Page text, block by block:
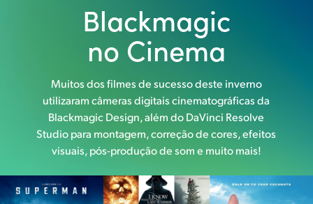
Blackmagic
no Cinema
Muitos dos filmes de sucesso deste inverno
utilizaram câmeras digitais cinematográficas da
Blackmagic Design, além do DaVinci Resolve
Studio para montagem, correção de cores, efeitos
visuais, pós-produção de som e muito mais!